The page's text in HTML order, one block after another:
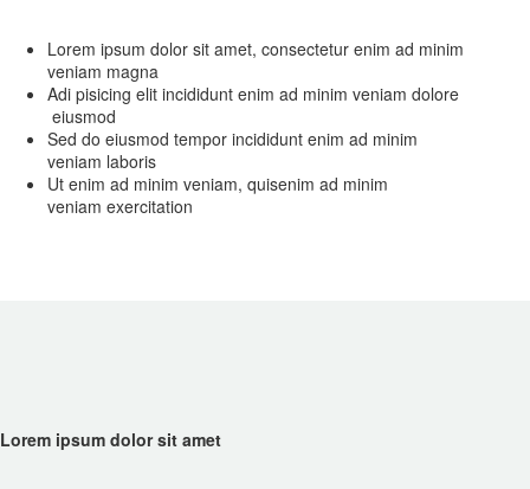
Lorem ipsum dolor sit amet, consectetur enim ad minim
veniam magna
Adi pisicing elit incididunt enim ad minim veniam dolore
eiusmod
Sed do eiusmod tempor incididunt enim ad minim
veniam laboris
Ut enim ad minim veniam, quisenim ad minim
veniam exercitation
Lorem ipsum dolor sit amet